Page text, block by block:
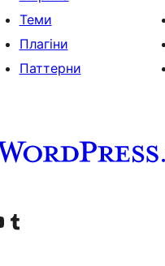
Теми
Плагіни
Паттерни
account
YouTube channel
Visit our Tumblr account